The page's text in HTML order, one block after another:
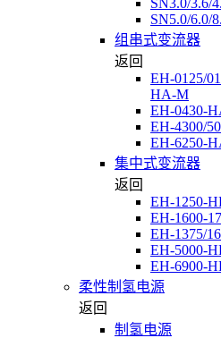
SN3.0/3.6/
SN5.0/6.0/
组串式变流器
返回
EH-0125/
HA-M
EH-0430-
EH-4300/
EH-6250-
集中式变流器
返回
EH-1250-
EH-1600-
EH-1375/
EH-5000-
EH-6900-
柔性制氢电源
返回
制氢电源